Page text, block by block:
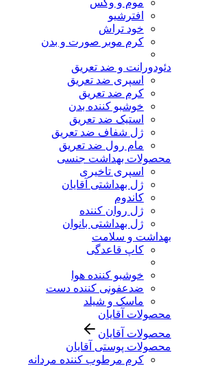
موم و وکس
افترشیو
خود تراش
کرم موبر صورت و بدن
دئودورانت و ضد تعریق
اسپری ضد تعریق
کرم ضد تعریق
خوشبو کننده بدن
استیک ضد تعریق
ژل شفاف ضد تعریق
مام رول ضد تعریق
محصولات بهداشت جنسی
اسپری تاخیری
ژل بهداشتی آقایان
کاندوم
ژل روان کننده
ژل بهداشتی بانوان
بهداشت و سلامت
کاپ قاعدگی
خوشبو کننده هوا
ضدعفونی کننده دست
ماسک و شیلد
محصولات آقایان
محصولات آقایان
محصولات پوستی آقایان
کرم مرطوب کننده مردانه